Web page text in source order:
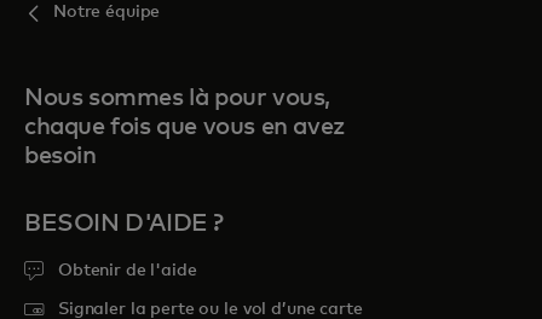
Notre équipe
Nous sommes là pour vous,
chaque fois que vous en avez
besoin
BESOIN D'AIDE ?
Obtenir de l'aide
Signaler la perte ou le vol d’une carte